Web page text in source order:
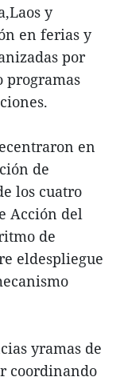
y
en ferias y
por
programas
en
de
los cuatro
Acción del
de
eldespliegue
yramas de
coordinando